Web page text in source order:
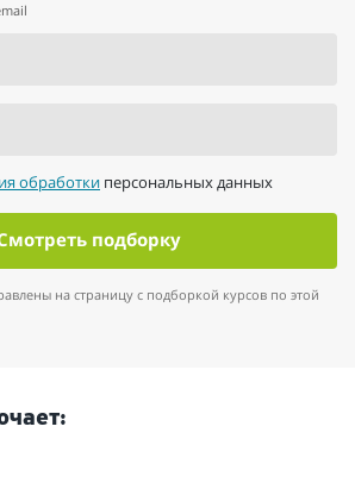
обработки персональных данных
подборку
на страницу с подборкой курсов по этой